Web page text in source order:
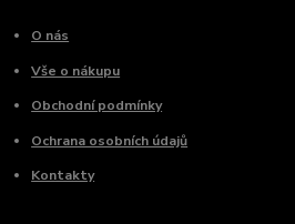
O nás
Vše o nákupu
Obchodní podmínky
Ochrana osobních údajů
Kontakty